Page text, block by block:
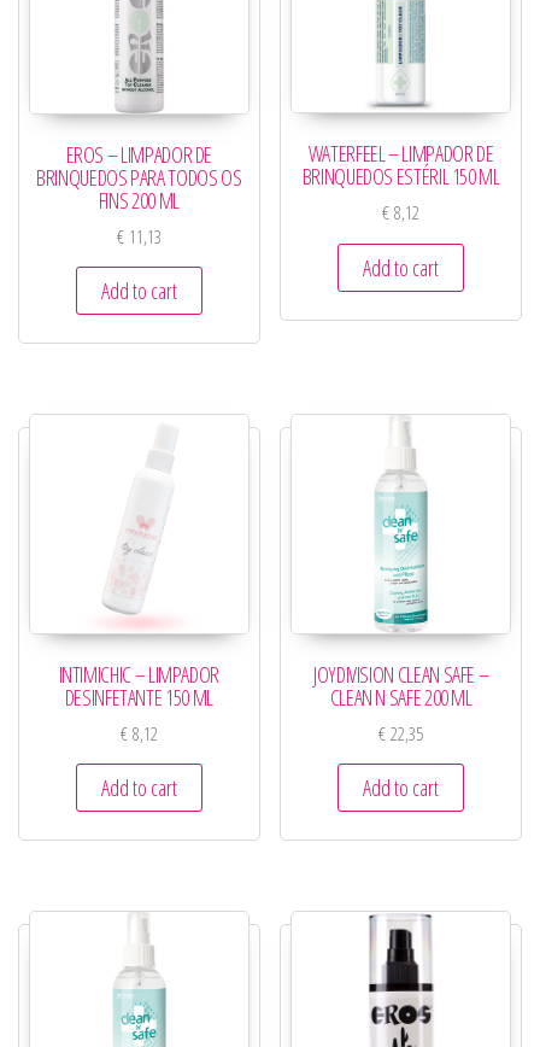
EROS – LIMPADOR DE
BRINQUEDOS PARA TODOS OS
FINS 200 ML
€11,13
Add to cart
WATERFEEL – LIMPADOR DE
BRINQUEDOS ESTÉRIL 150 ML
€8,12
Add to cart
INTIMICHIC – LIMPADOR
DESINFETANTE 150 ML
€8,12
Add to cart
JOYDIVISION CLEAN SAFE –
CLEAN N SAFE 200 ML
€22,35
Add to cart